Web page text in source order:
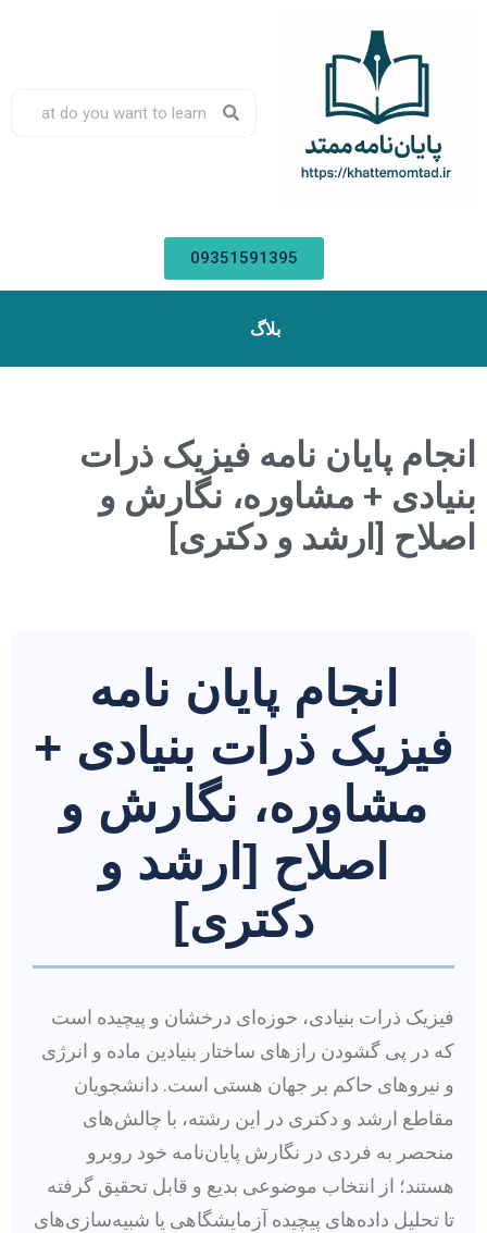
09351591395
بلاگ
انجام پایان نامه فیزیک ذرات
بنیادی + مشاوره، نگارش و
اصلاح [ارشد و دکتری]
انجام پایان نامه
فیزیک ذرات بنیادی +
مشاوره، نگارش و
اصلاح [ارشد و
دکتری]
فیزیک ذرات بنیادی، حوزه‌ای درخشان و پیچیده است
که در پی گشودن رازهای ساختار بنیادین ماده و انرژی
و نیروهای حاکم بر جهان هستی است. دانشجویان
مقاطع ارشد و دکتری در این رشته، با چالش‌های
منحصر به فردی در نگارش پایان‌نامه خود روبرو
هستند؛ از انتخاب موضوعی بدیع و قابل تحقیق گرفته
تا تحلیل داده‌های پیچیده آزمایشگاهی یا شبیه‌سازی‌های